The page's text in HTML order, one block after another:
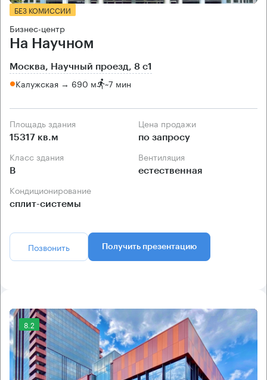
БЕЗ КОМИССИИ
Бизнес-центр
На Научном
Москва, Научный проезд, 8 с1
Калужская → 690 м ~7 мин
Площадь здания
15317 кв.м
Цена продажи
по запросу
Класс здания
B
Вентиляция
естественная
Кондиционирование
сплит-системы
Позвонить Получить презентацию
8.2